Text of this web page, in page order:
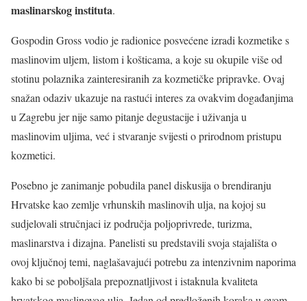
maslinarskog instituta.
Gospodin Gross vodio je radionice posvećene izradi kozmetike s
maslinovim uljem, listom i košticama, a koje su okupile više od
stotinu polaznika zainteresiranih za kozmetičke pripravke. Ovaj
snažan odaziv ukazuje na rastući interes za ovakvim događanjima
u Zagrebu jer nije samo pitanje degustacije i uživanja u
maslinovim uljima, već i stvaranje svijesti o prirodnom pristupu
kozmetici.
Posebno je zanimanje pobudila panel diskusija o brendiranju
Hrvatske kao zemlje vrhunskih maslinovih ulja, na kojoj su
sudjelovali stručnjaci iz područja poljoprivrede, turizma,
maslinarstva i dizajna. Panelisti su predstavili svoja stajališta o
ovoj ključnoj temi, naglašavajući potrebu za intenzivnim naporima
kako bi se poboljšala prepoznatljivost i istaknula kvaliteta